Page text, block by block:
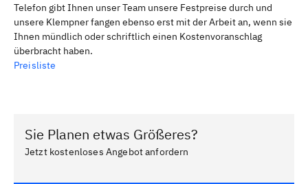
Telefon gibt Ihnen unser Team unsere Festpreise durch und
unsere Klempner fangen ebenso erst mit der Arbeit an, wenn sie
Ihnen mündlich oder schriftlich einen Kostenvoranschlag
überbracht haben.
Preisliste
Sie Planen etwas Größeres?
Jetzt kostenloses Angebot anfordern